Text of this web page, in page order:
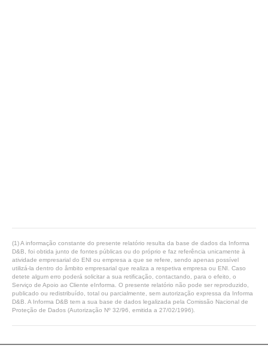
(1) A informação constante do presente relatório resulta da base de dados da Informa
D&B, foi obtida junto de fontes públicas ou do próprio e faz referência unicamente à
atividade empresarial do ENI ou empresa a que se refere, sendo apenas possível
utilizá-la dentro do âmbito empresarial que realiza a respetiva empresa ou ENI. Caso
detete algum erro poderá solicitar a sua retificação, contactando, para o efeito, o
Serviço de Apoio ao Cliente eInforma. O presente relatório não pode ser reproduzido,
publicado ou redistribuído, total ou parcialmente, sem autorização expressa da Informa
D&B. A Informa D&B tem a sua base de dados legalizada pela Comissão Nacional de
Proteção de Dados (Autorização Nº 32/96, emitida a 27/02/1996).